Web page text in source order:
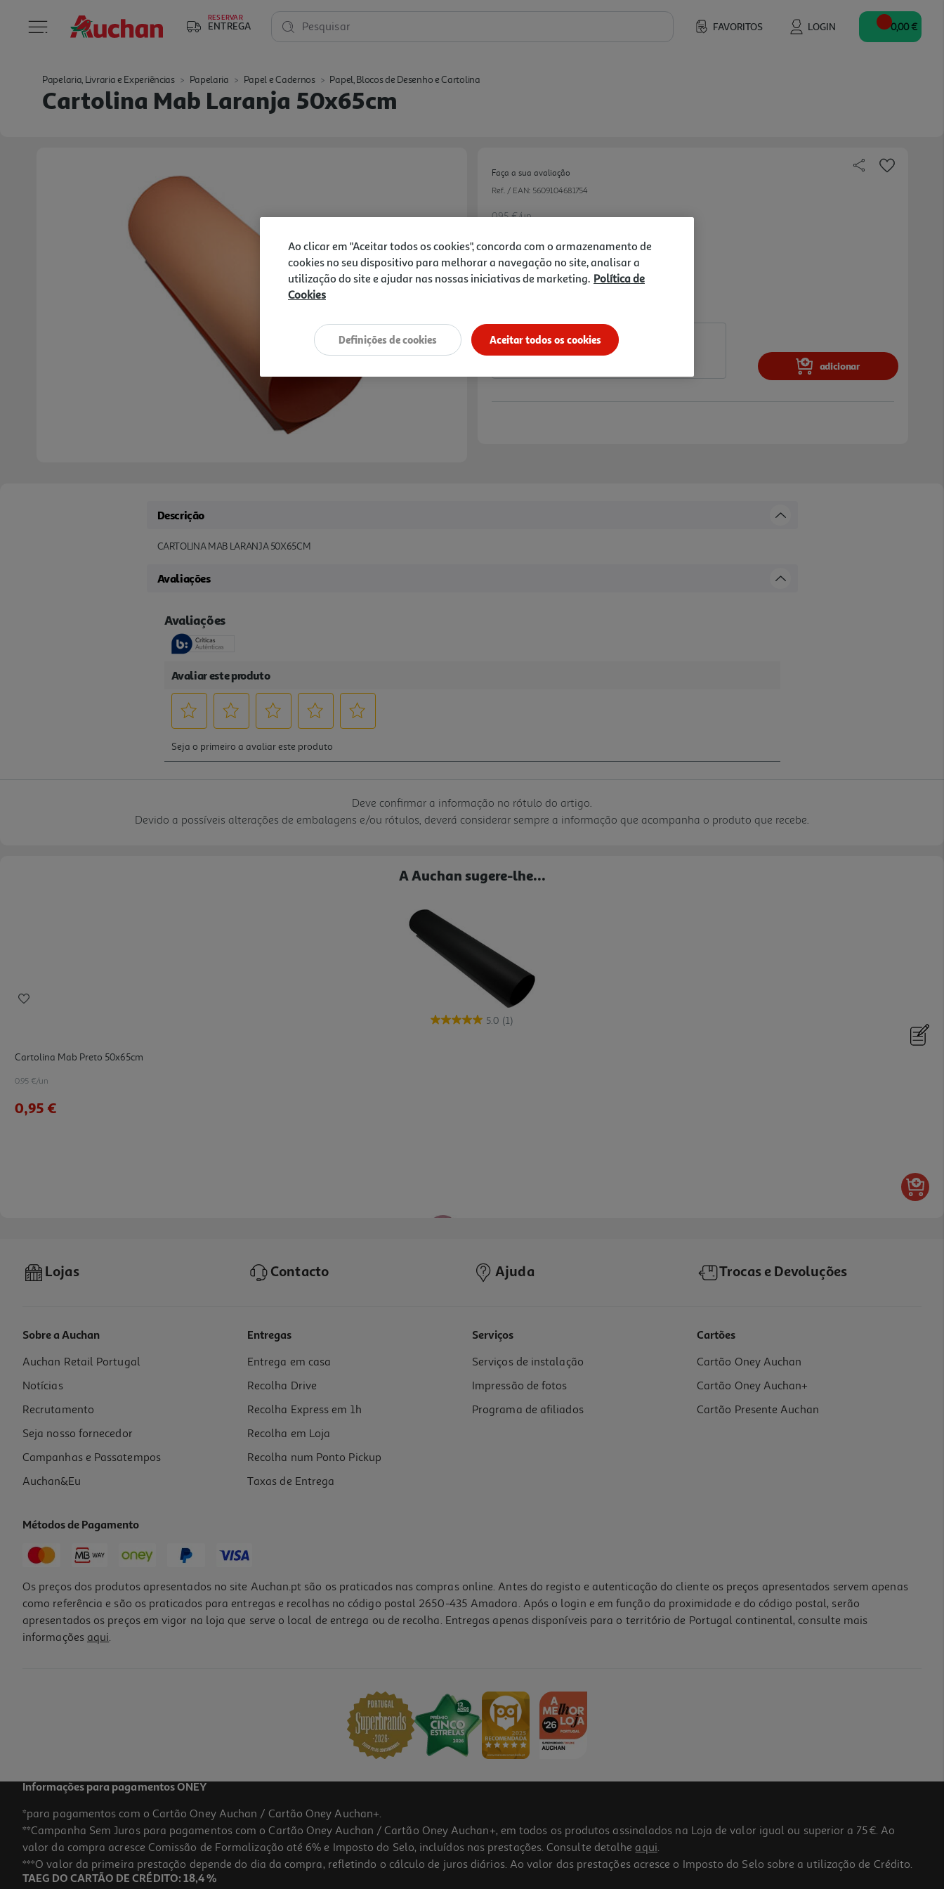
RESERVAR
ENTREGA FAVORITOS LOGIN
Pesquisar 0,00 €
Papelaria, Livraria e Experiências Papelaria Papel e Cadernos Papel, Blocos de Desenho e Cartolina
Cartolina Mab Laranja 50x65cm
Faça a sua avaliação
Ref. / EAN: 5609104681754
0.95 €/un
0,95 €
adicionar
Descrição
CARTOLINA MAB LARANJA 50X65CM
Avaliações
Deve confirmar a informação no rótulo do artigo.
Devido a possíveis alterações de embalagens e/ou rótulos, deverá considerar sempre a informação que acompanha o produto que recebe.
A Auchan sugere-lhe...
5.0 (1)
Cartolina Mab Preto 50x65cm
0.95 €/un
0,95 €
Cartolina Mab Rosa 50x65cm
0.95 €/un
0,95 €
Lojas Contacto Ajuda Trocas e Devoluções
Sobre a Auchan
Auchan Retail Portugal
Notícias
Recrutamento
Seja nosso fornecedor
Campanhas e Passatempos
Auchan&Eu
Entregas
Entrega em casa
Recolha Drive
Recolha Express em 1h
Recolha em Loja
Recolha num Ponto Pickup
Taxas de Entrega
Serviços
Serviços de instalação
Impressão de fotos
Programa de afiliados
Cartões
Cartão Oney Auchan
Cartão Oney Auchan+
Cartão Presente Auchan
Métodos de Pagamento
Os preços dos produtos apresentados no site Auchan.pt são os praticados nas compras online. Antes do registo e autenticação do cliente os preços apresentados servem apenas
como referência e são os praticados para entregas e recolhas no código postal 2650-435 Amadora. Após o login e em função da proximidade e do código postal, serão
apresentados os preços em vigor na loja que serve o local de entrega ou de recolha. Entregas apenas disponíveis para o território de Portugal continental, consulte mais
informações aqui.
Informações para pagamentos ONEY
*para pagamentos com o Cartão Oney Auchan / Cartão Oney Auchan+.
**Campanha Sem Juros para pagamentos com o Cartão Oney Auchan / Cartão Oney Auchan+, em todos os produtos assinalados na Loja de valor igual ou superior a 75€. Ao
valor da compra acresce Comissão de Formalização até 6% e Imposto do Selo, incluídos nas prestações. Consulte detalhe aqui.
***O valor da primeira prestação depende do dia da compra, refletindo o cálculo de juros diários. Ao valor das prestações acresce o Imposto do Selo sobre a utilização de Crédito.
TAEG DO CARTÃO DE CRÉDITO: 18,4 %
Ao clicar em "Aceitar todos os cookies", concorda com o armazenamento de
cookies no seu dispositivo para melhorar a navegação no site, analisar a
utilização do site e ajudar nas nossas iniciativas de marketing. Política de
Cookies
Aceitar todos os cookies
Definições de cookies